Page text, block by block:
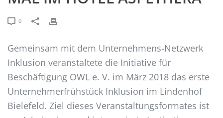
0
Gemeinsam mit dem Unternehmens-Netzwerk
Inklusion veranstaltete die Initiative für
Beschäftigung OWL e. V. im März 2018 das erste
Unternehmerfrühstück Inklusion im Lindenhof
Bielefeld. Ziel dieses Veranstaltungsformates ist